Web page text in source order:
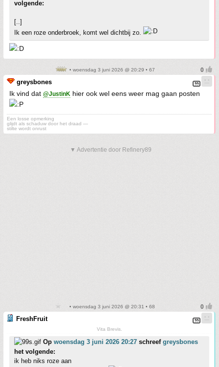
volgende:
[..]
Ik een roze onderbroek, komt wel dichtbij zo.
• woensdag 3 juni 2026 @ 20:29 • 67
greysbones
Ik vind dat @JustinK hier ook wel eens weer mag gaan posten
Een losse opmerking
glijdt als schaduw door het draad —
stilte wordt onrust
▼ Advertentie door Refinery89
• woensdag 3 juni 2026 @ 20:31 • 68
FreshFruit
Vita Brevis.
Op woensdag 3 juni 2026 20:27 schreef greysbones
het volgende:
ik heb niks roze aan